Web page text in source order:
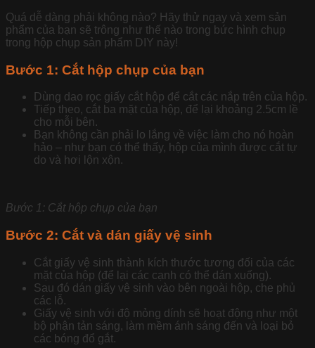
Quá dễ dàng phải không nào? Hãy thử ngay và xem sản
phẩm của bạn sẽ trông như thế nào trong bức hình chụp
trong hộp chụp sản phẩm DIY này!
Bước 1: Cắt hộp chụp của bạn
Dùng dao rọc giấy cắt hộp để cắt các nắp trên của hộp.
Tiếp theo, cắt ba mặt của hộp, để lại khoảng 2.5cm lề
cho mỗi bên.
Bạn không cần phải lo lắng về việc làm cho nó hoàn
hảo – như bạn có thể thấy, hộp của mình được cắt tự
do và hơi lộn xộn.
Bước 1: Cắt hộp chụp của bạn
Bước 2: Cắt và dán giấy vệ sinh
Cắt giấy vệ sinh thành kích thước tương đối của các
mặt của hộp (để lại các cạnh có thể dán xuống).
Sau đó dán giấy vệ sinh vào bên ngoài hộp, che phủ
các lỗ.
Giấy vệ sinh với độ mỏng dính sẽ hoạt động như một
bộ phận tản sáng, làm mềm ánh sáng đến và loại bỏ
các bóng đổ gắt.